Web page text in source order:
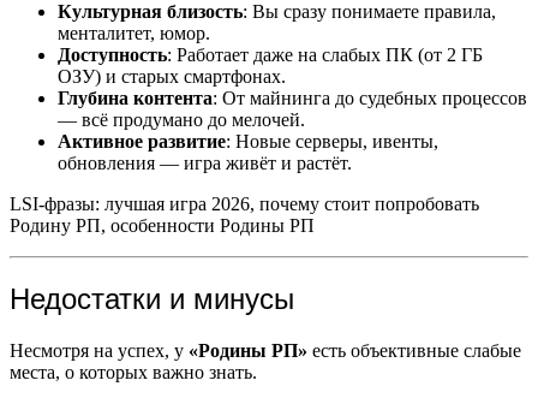
Культурная близость: Вы сразу понимаете правила,
менталитет, юмор.
Доступность: Работает даже на слабых ПК (от 2 ГБ
ОЗУ) и старых смартфонах.
Глубина контента: От майнинга до судебных процессов
— всё продумано до мелочей.
Активное развитие: Новые серверы, ивенты,
обновления — игра живёт и растёт.
LSI-фразы: лучшая игра 2026, почему стоит попробовать
Родину РП, особенности Родины РП
Недостатки и минусы
Несмотря на успех, у «Родины РП» есть объективные слабые
места, о которых важно знать.